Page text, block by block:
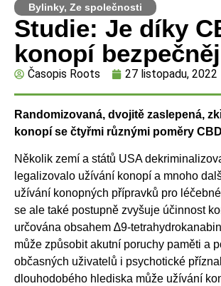
Bylinky, Ze společnosti
Studie: Je díky
konopí
Časopis Roots 27 listopadu, 2022
Randomizovaná, dvojitě zaslepená,
konopí se čtyřmi různými poměry
Několik zemí a států USA
legalizovalo užívání konopí a mnoho
užívání konopných přípravků pro
se ale také postupně zvyšuje účinnost
určována obsahem ∆9-
může způsobit akutní poruchy paměti a
občasných uživatelů i psychotické
dlouhodobého hlediska může užívání